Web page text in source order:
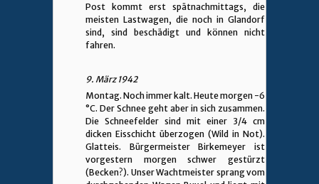
Post kommt erst spätnachmittags, die
meisten Lastwagen, die noch in Glandorf
sind, sind beschädigt und können nicht
fahren.
9. März 1942
Montag. Noch immer kalt. Heute morgen -6
°C. Der Schnee geht aber in sich zusammen.
Die Schneefelder sind mit einer 3/4 cm
dicken Eisschicht überzogen (Wild in Not).
Glatteis. Bürgermeister Birkemeyer ist
vorgestern morgen schwer gestürzt
(Becken?). Unser Wachtmeister sprang vom